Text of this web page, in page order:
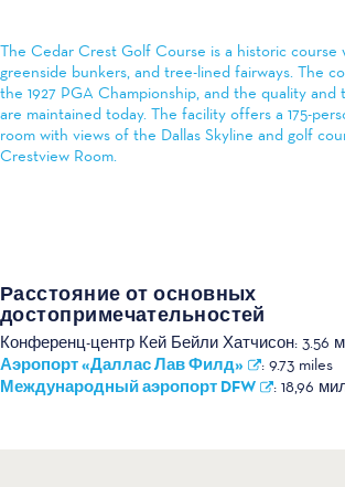
The Cedar Crest Golf Course is a historic course
greenside bunkers, and tree-lined fairways. The
the 1927 PGA Championship, and the quality
are maintained today. The facility offers a 175-
room with views of the Dallas Skyline and golf
Crestview Room.
Расстояние от основных
достопримечательностей
Конференц-центр Кей Бейли Хатчисон: 3.56
Аэропорт «Даллас Лав Филд» : 9.73 miles
Международный аэропорт DFW : 18,96